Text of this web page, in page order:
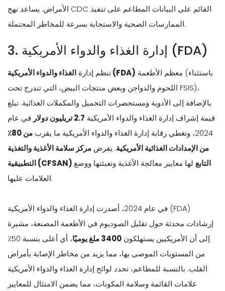
الأمراض. يساعد نهج CDC القائم على البيانات المطاعم على تنفيذ
الممارسات الصحية والاستجابة بسرعة للمخاطر المحتملة.
3. إدارة الغذاء والدواء الأمريكية (FDA)
تنظم إدارةالغذاء والدواء الأمريكية (FDA)
اللحوم والدواجن وبعض منتجات البيض، التي تندرج تحت FSIS)،
بالإضافة إلى الأدوية ومستحضرات التجميل والمكملات الغذائية. تبلغ
قيمة إشراف إدارة الغذاء والدواء الأمريكية 2.7 تريليون دولار
في عام
2024، وتغطي رقابة إدارة الغذاء والدواء الأمريكية ما يقرب
من 80٪
من الإمدادات الغذائية الأمريكية. يفرض مركز سلامة الأغذية والتغذية
التطبيقية (CFSAN) التابع لها معايير معالجة الأغذية وتعبئتها ووضع
العلامات عليها.
في عام 2024، أصدرت إدارة الغذاء والدواء الأمريكية (FDA)
إرشادات محدثة حول تقليل الصوديوم في الأطعمة المصنعة، مشيرة
إلى أن الأمريكيين يستهلكون 3400 ملغ يوميًا
، أي أعلى بنسبة 50٪
من المستويات الموصى بها، مما يزيد من مخاطر الإصابة بأمراض
القلب. بالنسبة للمطاعم، تحدد لوائح إدارة الغذاء والدواء الأمريكية
علامات القائمة وسلامة المكونات، مما يضمن الامتثال للمعايير